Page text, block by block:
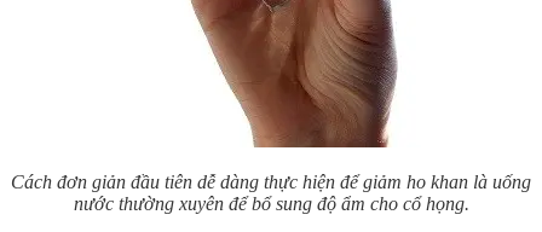
Cách đơn giản đầu tiên dễ dàng thực hiện để giảm ho khan là uống
nước thường xuyên để bổ sung độ ẩm cho cổ họng.